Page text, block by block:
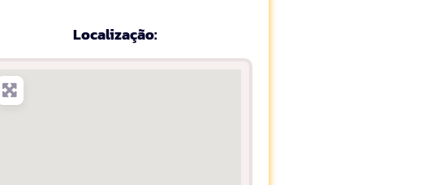
Localização: